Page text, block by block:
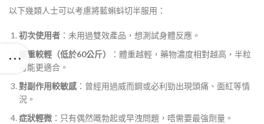
以下幾類人士可以考慮將藍蝌蚪切半服用：
初次使用者 ：未用過雙效產品，想測試身體反應。
體重較輕（低於60公斤）
：體重越輕，藥物濃度相對越高，半粒
可能更適合。
對副作用較敏感 ：曾經用過威而鋼或必利勁出現頭痛、面紅等情
況。
症狀輕微 ：只有偶然嘅勃起或早洩問題，唔需要最強劑量。